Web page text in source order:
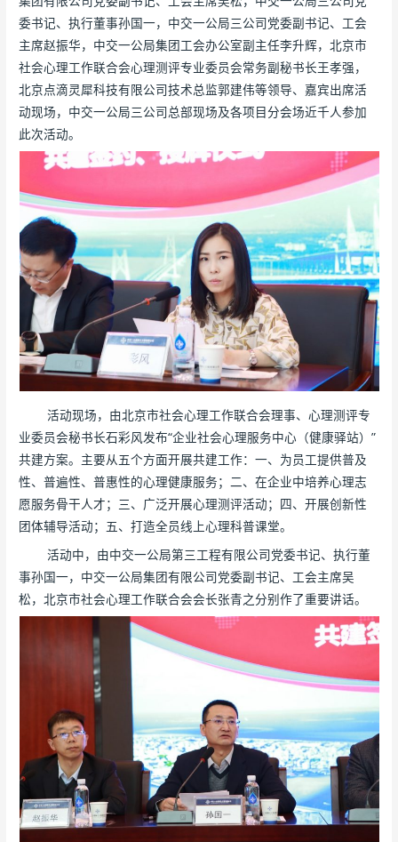
委书记、执行董事孙国一，中交一公局三公司党委副书记、工会
主席赵振华，中交一公局集团工会办公室副主任李升辉，北京市
社会心理工作联合会心理测评专业委员会常务副秘书长王孝强，
北京点滴灵犀科技有限公司技术总监郭建伟等领导、嘉宾出席活
动现场，中交一公局三公司总部现场及各项目分会场近千人参加
此次活动。
活动现场，由北京市社会心理工作联合会理事、心理测评专
业委员会秘书长石彩风发布“企业社会心理服务中心（健康驿站）”
共建方案。主要从五个方面开展共建工作：一、为员工提供普及
性、普遍性、普惠性的心理健康服务；二、在企业中培养心理志
愿服务骨干人才；三、广泛开展心理测评活动；四、开展创新性
团体辅导活动；五、打造全员线上心理科普课堂。
活动中，由中交一公局第三工程有限公司党委书记、执行董
事孙国一，中交一公局集团有限公司党委副书记、工会主席吴
松，北京市社会心理工作联合会会长张青之分别作了重要讲话。